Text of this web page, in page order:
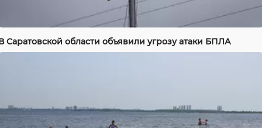
Саратовской области объявили угрозу атаки БПЛА